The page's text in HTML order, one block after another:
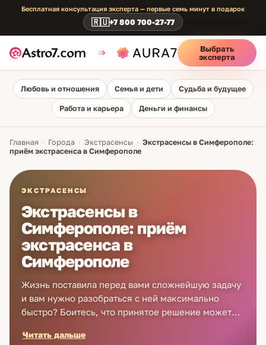
Бесплатная консультация эксперта — первые семь минут в подарок
🇷🇺+7 800 700-27-77
Выбрать
эксперта
Любовь и отношения Семья и дети Судьба и будущее
Работа и карьера Деньги и финансы
Главная · Города · Экстрасенсы · Экстрасенсы в Симферополе:
приём экстрасенса в Симферополе
ЭКСТРАСЕНСЫ
Экстрасенсы в
Симферополе: приём
экстрасенса в
Симферополе
Жизнь поставила перед вами сложнейшую задачу
и вам нужно разобраться с ней максимально
быстро? Боитесь, что принятое решение может
экстрасенсы в Симферополе помогут найти
Читать дальше